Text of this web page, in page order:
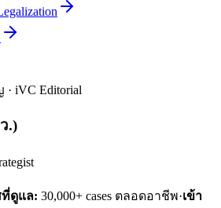
iVC Editorial
.)
ที่ดูแล: 30,000+ cases ตลอดอาชีพ·เข้า